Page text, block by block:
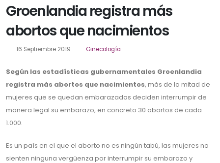
Groenlandia registra más
abortos que nacimientos
16 Septiembre 2019 Ginecología
Según las estadísticas gubernamentales Groenlandia
registra más abortos que nacimientos, más de la mitad de
mujeres que se quedan embarazadas deciden interrumpir de
manera legal su embarazo, en concreto 30 abortos de cada
1.000.
Es un país en el que el aborto no es ningún tabú, las mujeres no
sienten ninguna vergüenza por interrumpir su embarazo y